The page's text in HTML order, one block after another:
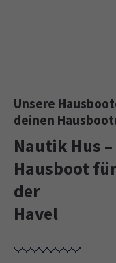
Unsere
deinen
Nautik Hus
Hausboot
der
Havel